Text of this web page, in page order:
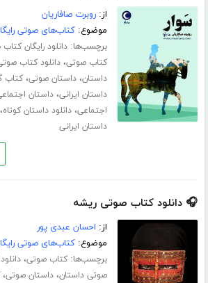
از:روبرت صافاریان
موضوع:کتاب‌های صوتی
برچسب‌ها:دانلود رایگان
کتاب صوتی،دانلود کتاب
داستان،داستان صوتی،کتاب
داستان ایرانی،داستان
اجتماعی،دانلود داستان کوتاه
داستان ایرانی
🎧 دانلود کتاب صوتی ریشه
از: احسان عبدی پور
موضوع:کتاب‌های صوتی
برچسب‌ها:کتاب صوتی،
صوتی داستان،داستان صوتی،